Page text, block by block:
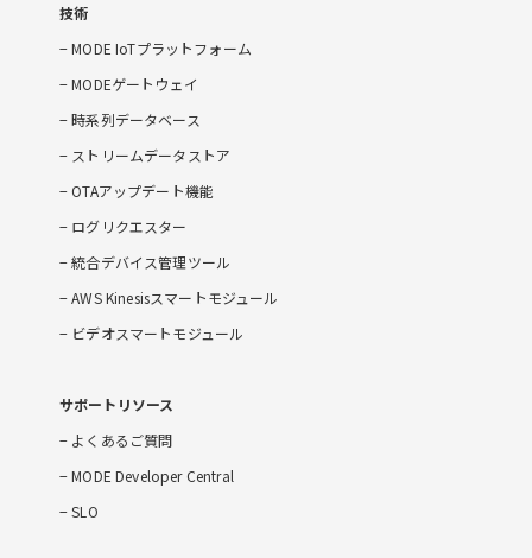
技術
MODE IoTプラットフォーム
MODEゲートウェイ
時系列データベース
ストリームデータストア
OTAアップデート機能
ログリクエスター
統合デバイス管理ツール
AWS Kinesisスマートモジュール
ビデオスマートモジュール
サポートリソース
よくあるご質問
MODE Developer Central
SLO